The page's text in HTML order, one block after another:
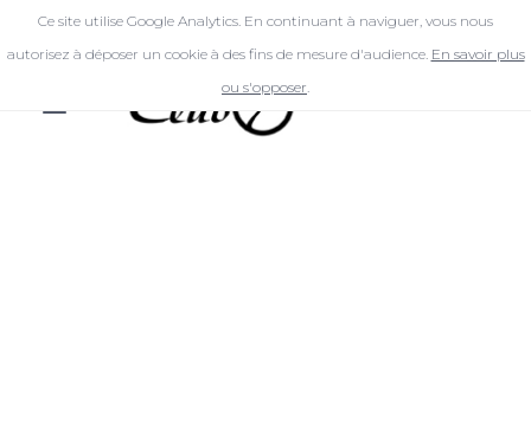
Ce site utilise Google Analytics. En continuant à naviguer, vous nous
autorisez à déposer un cookie à des fins de mesure d'audience. En savoir plus
ou s'opposer.